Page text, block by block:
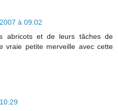
à 09:02
abricots et de leurs tâches de
vraie petite merveille avec cette